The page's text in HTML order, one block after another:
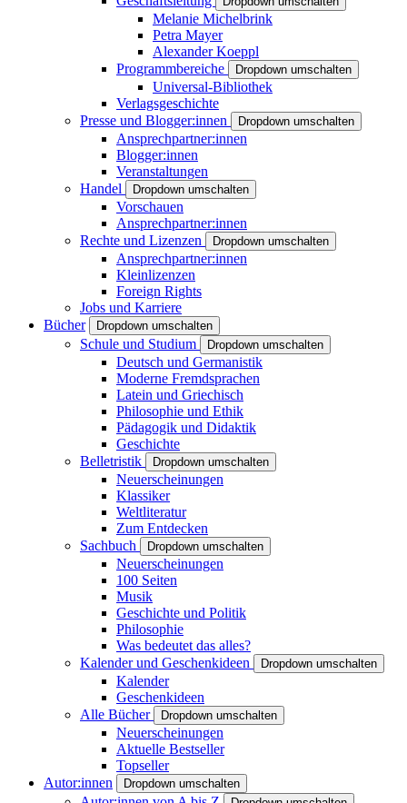
Melanie Michelbrink
Petra Mayer
Alexander Koeppl
Programmbereiche
Dropdown umschalten
Universal-Bibliothek
Verlagsgeschichte
Presse und Blogger:innen
Dropdown umschalten
Ansprechpartner:innen
Blogger:innen
Veranstaltungen
Handel
Dropdown umschalten
Vorschauen
Ansprechpartner:innen
Rechte und Lizenzen
Dropdown umschalten
Ansprechpartner:innen
Kleinlizenzen
Foreign Rights
Jobs und Karriere
Bücher
Dropdown umschalten
Schule und Studium Dropdown umschalten
Deutsch und Germanistik
Moderne Fremdsprachen
Latein und Griechisch
Philosophie und Ethik
Pädagogik und Didaktik
Geschichte
Belletristik
Dropdown umschalten
Neuerscheinungen
Klassiker
Weltliteratur
Zum Entdecken
Sachbuch
Dropdown umschalten
Neuerscheinungen
100 Seiten
Musik
Geschichte und Politik
Philosophie
Was bedeutet das alles?
Kalender und Geschenkideen
Dropdown umschalten
Kalender
Geschenkideen
Alle Bücher
Dropdown umschalten
Neuerscheinungen
Aktuelle Bestseller
Topseller
Autor:innen
Dropdown umschalten